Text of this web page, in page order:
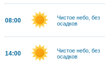
08:00
Чистое небо, без
осадков
14:00
Чистое небо, без
осадков